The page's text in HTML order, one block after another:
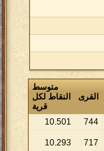
القرى
متوسط
النقاط لكل
قرية
744
10.501
717
10.293